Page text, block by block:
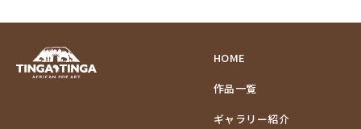
HOME
作品一覧
ギャラリー紹介